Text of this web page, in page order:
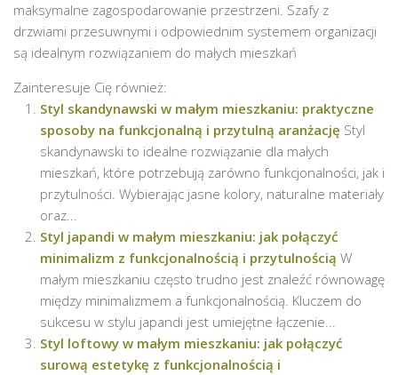
maksymalne zagospodarowanie przestrzeni. Szafy z
drzwiami przesuwnymi i odpowiednim systemem organizacji
są idealnym rozwiązaniem do małych mieszkań
Zainteresuje Cię również:
Styl skandynawski w małym mieszkaniu: praktyczne
sposoby na funkcjonalną i przytulną aranżację Styl
skandynawski to idealne rozwiązanie dla małych
mieszkań, które potrzebują zarówno funkcjonalności, jak i
przytulności. Wybierając jasne kolory, naturalne materiały
oraz...
Styl japandi w małym mieszkaniu: jak połączyć
minimalizm z funkcjonalnością i przytulnością W
małym mieszkaniu często trudno jest znaleźć równowagę
między minimalizmem a funkcjonalnością. Kluczem do
sukcesu w stylu japandi jest umiejętne łączenie...
Styl loftowy w małym mieszkaniu: jak połączyć
surową estetykę z funkcjonalnością i